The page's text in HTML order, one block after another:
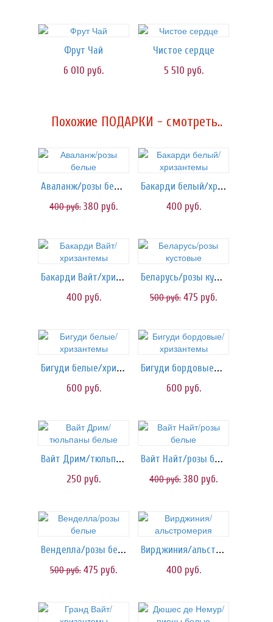
Фрут Чай
6 010 руб.
Чистое сердце
5 510 руб.
Похожие ПОДАРКИ - смотреть..
Аваланж/розы белые
400руб. 380 руб.
Бакарди белый/хризантемы
400 руб.
Бакарди Вайт/хризантемы
400 руб.
Беларусь/розы кустовые
500руб. 475 руб.
Бигуди белые/хризантемы
600 руб.
Бигуди бордовые/хризантемы
600 руб.
Вайт Дрим/тюльпаны белые
250 руб.
Вайт Найт/розы белые
400руб. 380 руб.
Венделла/розы белые
500руб. 475 руб.
Вирджиния/альстромерия
400 руб.